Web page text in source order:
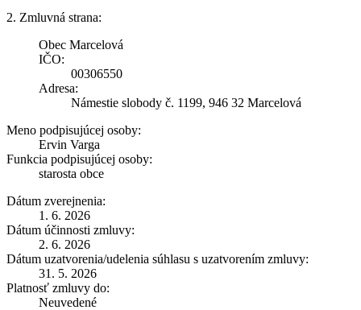
2. Zmluvná strana:
Obec Marcelová
IČO:
00306550
Adresa:
Námestie slobody č. 1199, 946 32 Marcelová
Meno podpisujúcej osoby:
Ervin Varga
Funkcia podpisujúcej osoby:
starosta obce
Dátum zverejnenia:
1. 6. 2026
Dátum účinnosti zmluvy:
2. 6. 2026
Dátum uzatvorenia/udelenia súhlasu s uzatvorením zmluvy:
31. 5. 2026
Platnosť zmluvy do:
Neuvedené